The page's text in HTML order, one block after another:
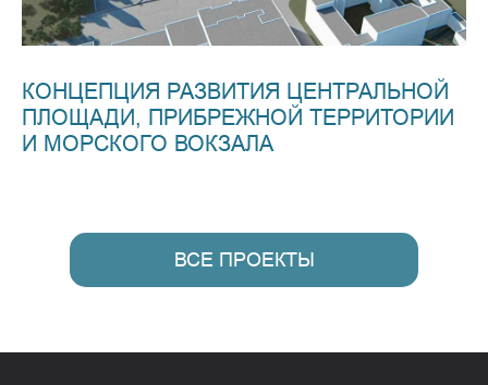
КОНЦЕПЦИЯ РАЗВИТИЯ ЦЕНТРАЛЬНОЙ
ПЛОЩАДИ, ПРИБРЕЖНОЙ ТЕРРИТОРИИ
И МОРСКОГО ВОКЗАЛА
ВСЕ ПРОЕКТЫ